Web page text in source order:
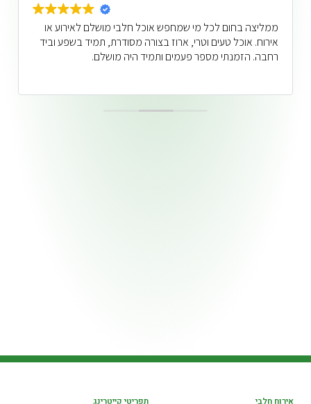
ממליצה בחום לכל מי שמחפש אוכל חלבי מושלם לאירוע או
אירוח. אוכל טעים וטרי, ארוז בצורה מסודרת, תמיד בשפע וביד
רחבה. הזמנתי מספר פעמים ותמיד היה מושלם.
אירוח חלבי תפריטי קייטרינג